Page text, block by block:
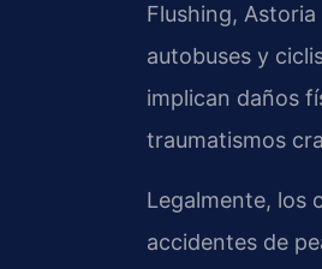
Flushing,
autobuses y
implican daños
traumatismos
Legalmente, los
accidentes de